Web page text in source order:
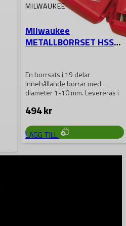
MILWAUKEE
Milwaukee
METALLBORRSET HSSG
En borrsats i 19 delar
innehållande borrar med
diameter 1-10 mm. Levereras i
494kr
LÄGG TILL